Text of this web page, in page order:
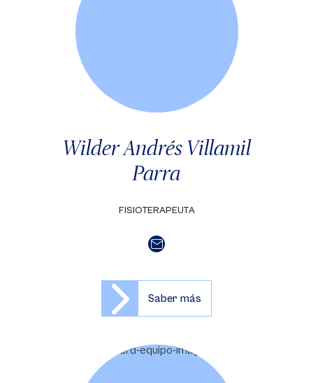
Wilder Andrés Villamil
Parra
FISIOTERAPEUTA
Saber más